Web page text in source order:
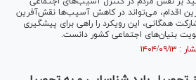
اقدام، می‌تواند در کاهش آسیب‌ها نقش‌آفرین
همگانی، این رویکرد را راهی برای پیشگیری
بنیان‌های اجتماعی کشور دانست.